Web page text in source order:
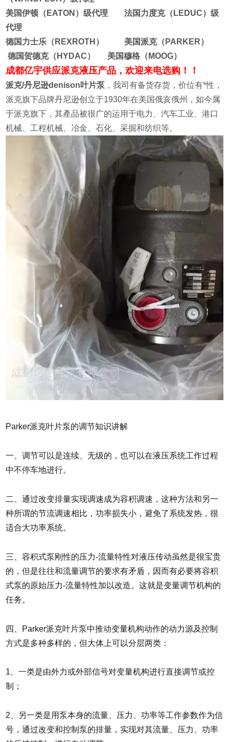
美国伊顿（EATON）级代理 法国力度克（LEDUC）级
代理
德国力士乐（REXROTH） 美国派克（PARKER）
德国贺德克（HYDAC） 美国穆格（MOOG）
成都亿宇供应派克液压产品，欢迎来电选购！！
派克/丹尼逊denison叶片泵 ，我司有备货存货，价位有*性，
派克旗下品牌丹尼逊创立于1930年在美国俄亥俄州，如今属
于派克旗下，其產品被很广的运用于电力、汽车工业、港口
机械、工程机械、冶金、石化、采掘和纺织等。
Parker派克叶片泵的调节知识讲解
一、调节可以是连续、无级的，也可以在液压系统工作过程
中不停车地进行。
二、通过改变排量实现调速成为容积调速，这种方法和另一
种所谓的节流调速相比，功率损失小，避免了系统发热，很
适合大功率系统。
三、容积式泵刚性的压力-流量特性对液压传动虽然是很宝贵
的，但是往往和流量调节的要求有矛盾，因而有必要将容积
式泵的原始压力-流量特性加以改造。这就是变量调节机构的
任务。
四、Parker派克叶片泵中推动变量机构动作的动力源及控制
方式是多种多样的，但大体上可以分层两类：
1、一类是由外力或外部信号对变量机构进行直接调节或控
制；
2、另一类是用泵本身的流量、压力、功率等工作参数作为信
号，通过改变和控制泵的排量，实现对其流量、压力、功率